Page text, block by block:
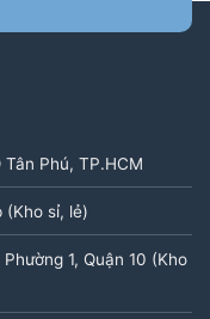
Phú, TP.HCM
(Kho sỉ, lẻ)
1, Quận 10 (Kho